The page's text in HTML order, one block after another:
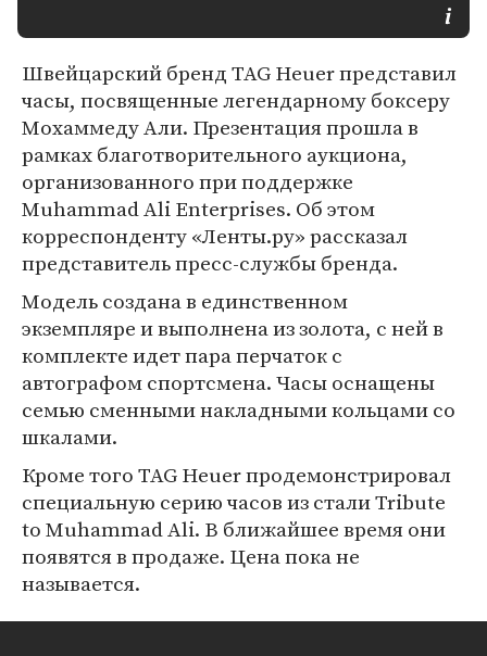
Швейцарский бренд TAG Heuer представил
часы, посвященные легендарному боксеру
Мохаммеду Али. Презентация прошла в
рамках благотворительного аукциона,
организованного при поддержке
Muhammad Ali Enterprises. Об этом
корреспонденту «Ленты.ру» рассказал
представитель пресс-службы бренда.
Модель создана в единственном
экземпляре и выполнена из золота, с ней в
комплекте идет пара перчаток с
автографом спортсмена. Часы оснащены
семью сменными накладными кольцами со
шкалами.
Кроме того TAG Heuer продемонстрировал
специальную серию часов из стали Tribute
to Muhammad Ali. В ближайшее время они
появятся в продаже. Цена пока не
называется.